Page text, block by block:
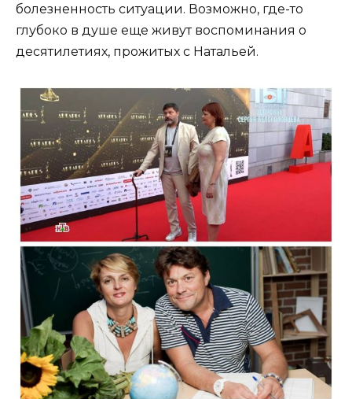
болезненность ситуации. Возможно, где-то
глубоко в душе еще живут воспоминания о
десятилетиях, прожитых с Натальей.